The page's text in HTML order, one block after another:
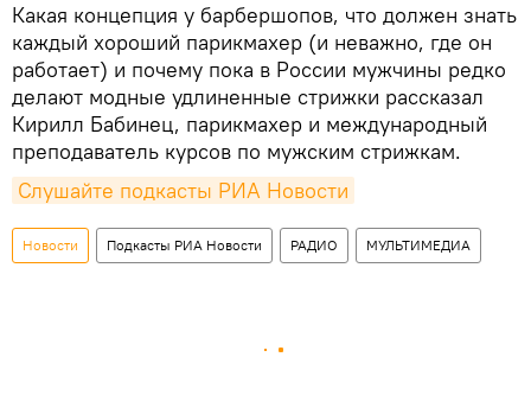
Какая концепция у барбершопов, что должен знать
каждый хороший парикмахер (и неважно, где он
работает) и почему пока в России мужчины редко
делают модные удлиненные стрижки рассказал
Кирилл Бабинец, парикмахер и международный
преподаватель курсов по мужским стрижкам.
Слушайте подкасты РИА Новости
Новости Подкасты РИА Новости РАДИО МУЛЬТИМЕДИА